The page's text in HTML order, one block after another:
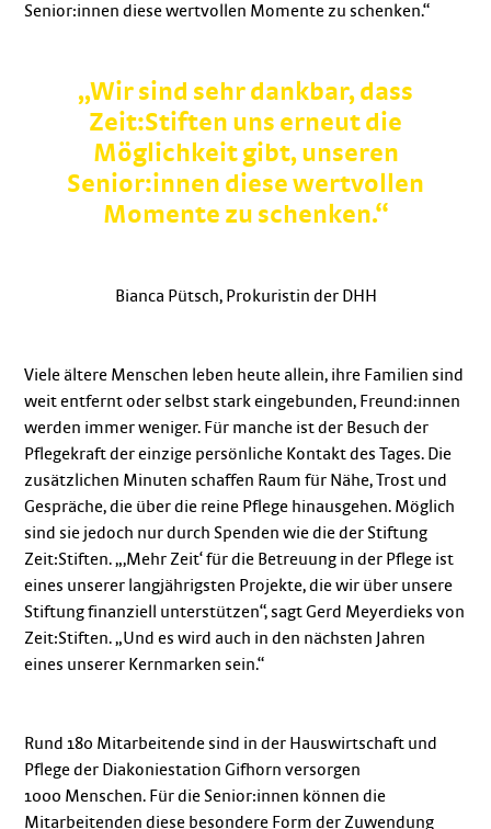
Senior:innen diese wertvollen Momente zu schenken.“
„Wir sind sehr dankbar, dass
Zeit:Stiften uns erneut die
Möglichkeit gibt, unseren
Senior:innen diese wertvollen
Momente zu schenken.“
Bianca Pütsch, Prokuristin der DHH
Viele ältere Menschen leben heute allein, ihre Familien sind
weit entfernt oder selbst stark eingebunden, Freund:innen
werden immer weniger. Für manche ist der Besuch der
Pflegekraft der einzige persönliche Kontakt des Tages. Die
zusätzlichen Minuten schaffen Raum für Nähe, Trost und
Gespräche, die über die reine Pflege hinausgehen. Möglich
sind sie jedoch nur durch Spenden wie die der Stiftung
Zeit:Stiften. „,Mehr Zeit‘ für die Betreuung in der Pflege ist
eines unserer langjährigsten Projekte, die wir über unsere
Stiftung finanziell unterstützen“, sagt Gerd Meyerdieks von
Zeit:Stiften. „Und es wird auch in den nächsten Jahren
eines unserer Kernmarken sein.“
Rund 180 Mitarbeitende sind in der Hauswirtschaft und
Pflege der Diakoniestation Gifhorn versorgen
1000 Menschen. Für die Senior:innen können die
Mitarbeitenden diese besondere Form der Zuwendung